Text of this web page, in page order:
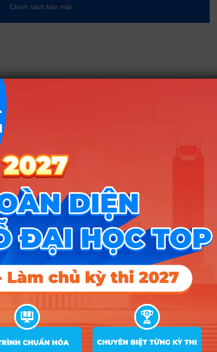
Chính sách bảo mật